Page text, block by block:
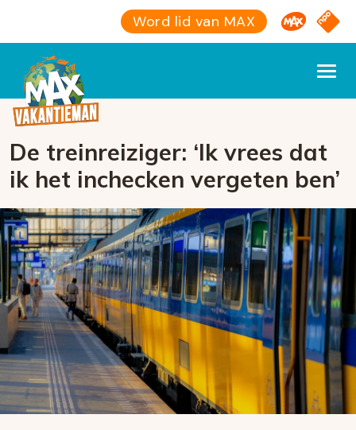
Word lid van MAX Omroep
NPO
De treinreiziger: ‘Ik vrees dat
ik het inchecken vergeten ben’